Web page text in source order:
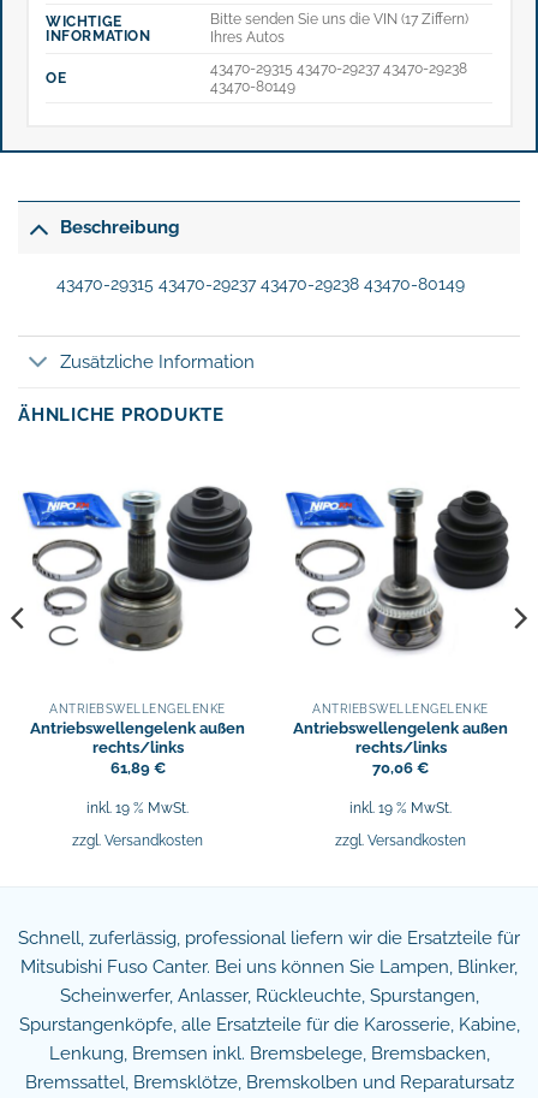
WICHTIGE
INFORMATION
Bitte senden Sie uns die VIN (17 Ziffern)
Ihres Autos
OE
43470-29315 43470-29237 43470-29238
43470-80149
Beschreibung
43470-29315 43470-29237 43470-29238 43470-80149
Zusätzliche Information
ÄHNLICHE PRODUKTE
ANTRIEBSWELLENGELENKE
Antriebswellengelenk außen
rechts/links
61,89 €
inkl. 19 % MwSt.
zzgl. Versandkosten
ANTRIEBSWELLENGELENKE
Antriebswellengelenk außen
rechts/links
70,06 €
inkl. 19 % MwSt.
zzgl. Versandkosten
Schnell, zuferlässig, professional liefern wir die Ersatzteile für
Mitsubishi Fuso Canter. Bei uns können Sie Lampen, Blinker,
Scheinwerfer, Anlasser, Rückleuchte, Spurstangen,
Spurstangenköpfe, alle Ersatzteile für die Karosserie, Kabine,
Lenkung, Bremsen inkl. Bremsbelege, Bremsbacken,
Bremssattel, Bremsklötze, Bremskolben und Reparatursatz